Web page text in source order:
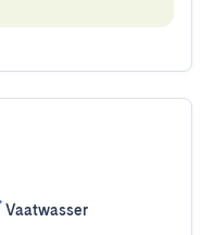
Vaatwasser